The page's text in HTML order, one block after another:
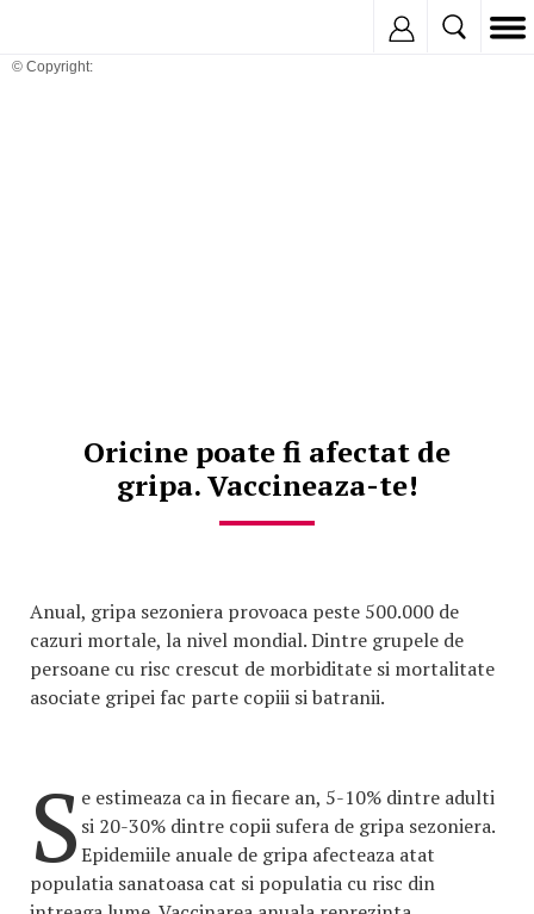
© Copyright:
Oricine poate fi afectat de
gripa. Vaccineaza-te!
Anual, gripa sezoniera provoaca peste 500.000 de
cazuri mortale, la nivel mondial. Dintre grupele de
persoane cu risc crescut de morbiditate si mortalitate
asociate gripei fac parte copiii si batranii.
S e estimeaza ca in fiecare an, 5-10% dintre adulti
si 20-30% dintre copii sufera de gripa sezoniera.
Epidemiile anuale de gripa afecteaza atat
populatia sanatoasa cat si populatia cu risc din